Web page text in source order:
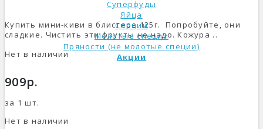
Суперфуды
Яйца
Специи
Молотые специи
Пряности (не молотые специи)
Акции
Купить мини-киви в блистере 125г. Попробуйте, они
сладкие. Чистить эти фрукты не надо. Кожура ..
Нет в наличии
909р.
за 1 шт.
Нет в наличии